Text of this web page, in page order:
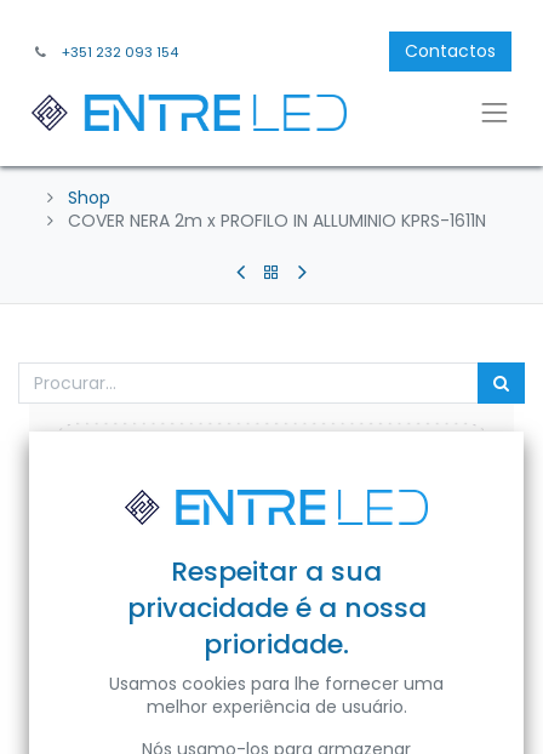
+351 232 093 154 Contactos
Shop
COVER NERA 2m x PROFILO IN ALLUMINIO KPRS-1611N
Respeitar a sua
privacidade é a nossa
prioridade.
Usamos cookies para lhe fornecer uma
melhor experiência de usuário.
Nós usamo-los para armazenar